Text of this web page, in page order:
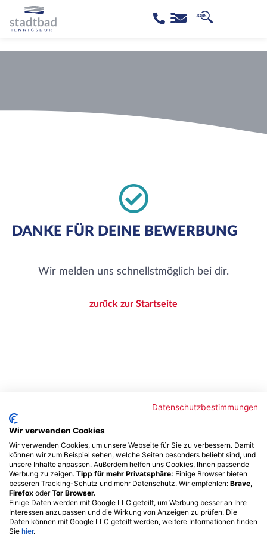
DANKE FÜR DEINE BEWERBUNG
Wir melden uns schnellstmöglich bei dir.
zurück zur Startseite
WERDE
TEIL UNSERES
TEAMS
Datenschutzbestimmungen
Wir verwenden Cookies
Wir verwenden Cookies, um unsere Webseite für Sie zu verbessern. Damit
können wir zum Beispiel sehen, welche Seiten besonders beliebt sind, und
unsere Inhalte anpassen. Außerdem helfen uns Cookies, Ihnen passende
Werbung zu zeigen. Tipp für mehr Privatsphäre: Einige Browser bieten
besseren Tracking-Schutz und mehr Datenschutz. Wir empfehlen: Brave,
Firefox oderTor Browser.
Einige Daten werden mit Google LLC geteilt, um Werbung besser an Ihre
Interessen anzupassen und die Wirkung von Anzeigen zu prüfen. Die
Daten können mit Google LLC geteilt werden, weitere Informationen finden
Sie hier.